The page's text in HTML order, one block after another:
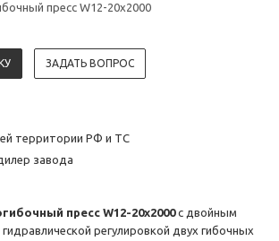
пресс W12-20х2000
ЗАДАТЬ ВОПРОС
территории РФ и ТС
завода
пресс W12-20х2000с двойным
регулировкой двух гибочных